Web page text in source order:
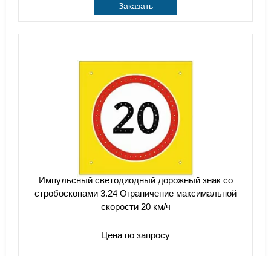
Заказать
Импульсный cветодиодный дорожный знак со
стробоскопами 3.24 Ограничение максимальной
скорости 20 км/ч
Цена по запросу